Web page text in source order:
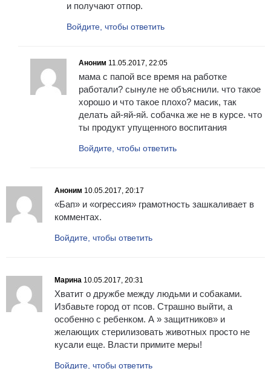
и получают отпор.
Войдите, чтобы ответить
Аноним 11.05.2017, 22:05
мама с папой все время на работке
работали? сынуле не объяснили. что такое
хорошо и что такое плохо? масик, так
делать ай-яй-яй. собачка же не в курсе. что
ты продукт упущенного воспитания
Войдите, чтобы ответить
Аноним 10.05.2017, 20:17
«Бап» и «огрессия» грамотность зашкаливает в
комментах.
Войдите, чтобы ответить
Марина 10.05.2017, 20:31
Хватит о дружбе между людьми и собаками.
Избавьте город от псов. Страшно выйти, а
особенно с ребенком. А » защитников» и
желающих стерилизовать животных просто не
кусали еще. Власти примите меры!
Войдите, чтобы ответить